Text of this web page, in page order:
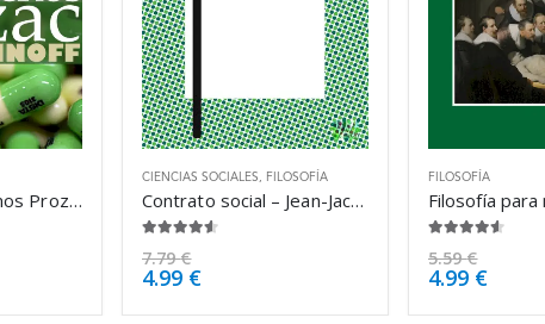
Más Platón y menos Prozac – Lou Marinoff
CIENCIAS SOCIALES FILOSOFÍA
Contrato social – Jean-Jacques Rousseau
7.79€
4.99 €
FILOSOFÍA
5.59€
4.99 €